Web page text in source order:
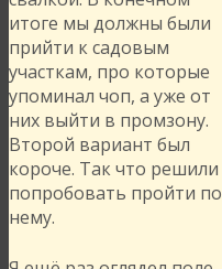
итоге мы должны были
прийти к садовым
участкам, про которые
упоминал чоп, а уже от
них выйти в промзону.
Второй вариант был
короче. Так что решили
попробовать пройти по
нему.